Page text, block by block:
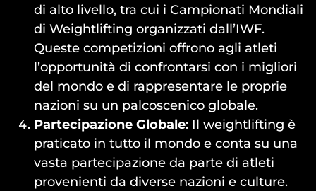
di alto livello, tra cui i Campionati Mondiali
di Weightlifting organizzati dall’IWF.
Queste competizioni offrono agli atleti
l’opportunità di confrontarsi con i migliori
del mondo e di rappresentare le proprie
nazioni su un palcoscenico globale.
Partecipazione Globale: Il weightlifting è
praticato in tutto il mondo e conta su una
vasta partecipazione da parte di atleti
provenienti da diverse nazioni e culture.